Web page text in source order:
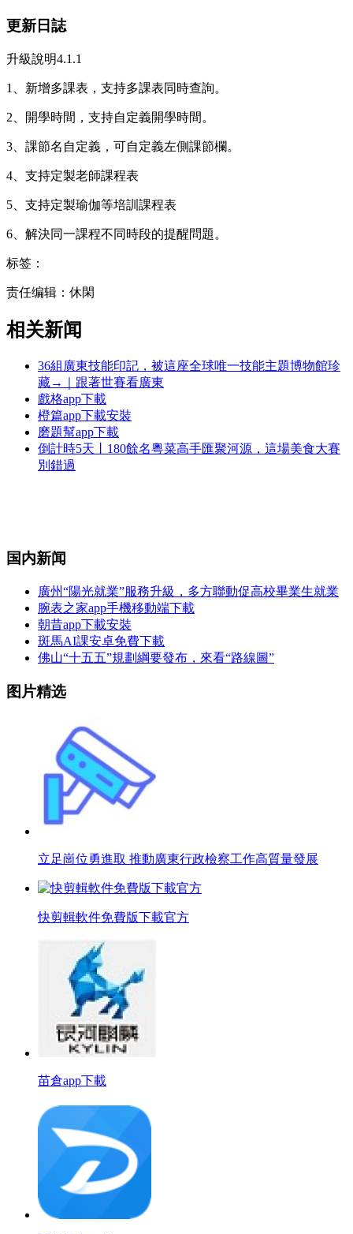
更新日誌
升級說明4.1.1
1、新增多課表，支持多課表同時查詢。
2、開學時間，支持自定義開學時間。
3、課節名自定義，可自定義左側課節欄。
4、支持定製老師課程表
5、支持定製瑜伽等培訓課程表
6、解決同一課程不同時段的提醒問題。
标签：
责任编辑：休閑
相关新闻
36組廣東技能印記，被這座全球唯一技能主題博物館珍
藏→｜跟著世賽看廣東
戲格app下載
橙篇app下載安裝
磨題幫app下載
倒計時5天丨180餘名粵菜高手匯聚河源，這場美食大賽
別錯過
国内新闻
廣州“陽光就業”服務升級，多方聯動促高校畢業生就業
腕表之家app手機移動端下載
朝昔app下載安裝
斑馬AI課安卓免費下載
佛山“十五五”規劃綱要發布，來看“路線圖”
图片精选
立足崗位勇進取 推動廣東行政檢察工作高質量發展
快剪輯軟件免費版下載官方
苗倉app下載